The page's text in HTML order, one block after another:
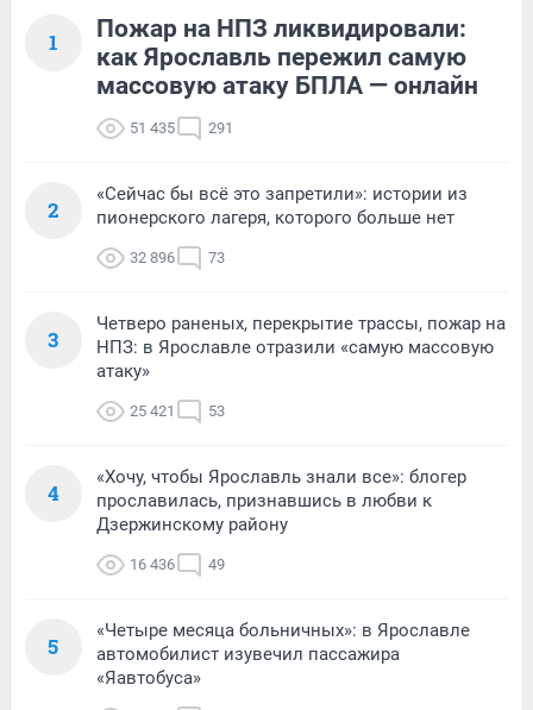
1
Пожар на НПЗ ликвидировали:
как Ярославль пережил самую
массовую атаку БПЛА — онлайн
51 435 291
2
«Сейчас бы всё это запретили»: истории из
пионерского лагеря, которого больше нет
32 896 73
3
Четверо раненых, перекрытие трассы, пожар на
НПЗ: в Ярославле отразили «самую массовую
атаку»
25 421 53
4
«Хочу, чтобы Ярославль знали все»: блогер
прославилась, признавшись в любви к
Дзержинскому району
16 436 49
5
«Четыре месяца больничных»: в Ярославле
автомобилист изувечил пассажира
«Яавтобуса»